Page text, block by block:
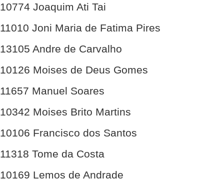
10774 Joaquim Ati Tai
11010 Joni Maria de Fatima Pires
13105 Andre de Carvalho
10126 Moises de Deus Gomes
11657 Manuel Soares
10342 Moises Brito Martins
10106 Francisco dos Santos
11318 Tome da Costa
10169 Lemos de Andrade